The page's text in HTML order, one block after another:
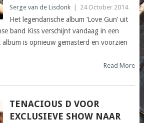
Serge van de Lisdonk 24 October 2014
Het legendarische album ‘Love Gun’ uit
band Kiss verschijnt vandaag in een
is opnieuw gemasterd en voorzien
Read More
TENACIOUS D VOOR
EXCLUSIEVE SHOW NAAR